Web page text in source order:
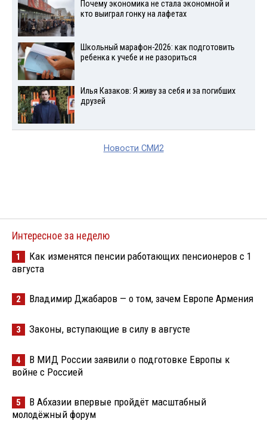
Почему экономика не стала экономной и
кто выиграл гонку на лафетах
Школьный марафон-2026: как подготовить
ребенка к учебе и не разориться
Илья Казаков: Я живу за себя и за погибших
друзей
Новости СМИ2
Интересное за неделю
1
Как изменятся пенсии работающих пенсионеров с 1
августа
2 Владимир Джабаров — о том, зачем Европе Армения
3 Законы, вступающие в силу в августе
4
В МИД России заявили о подготовке Европы к
войне с Россией
5
В Абхазии впервые пройдёт масштабный
молодёжный форум